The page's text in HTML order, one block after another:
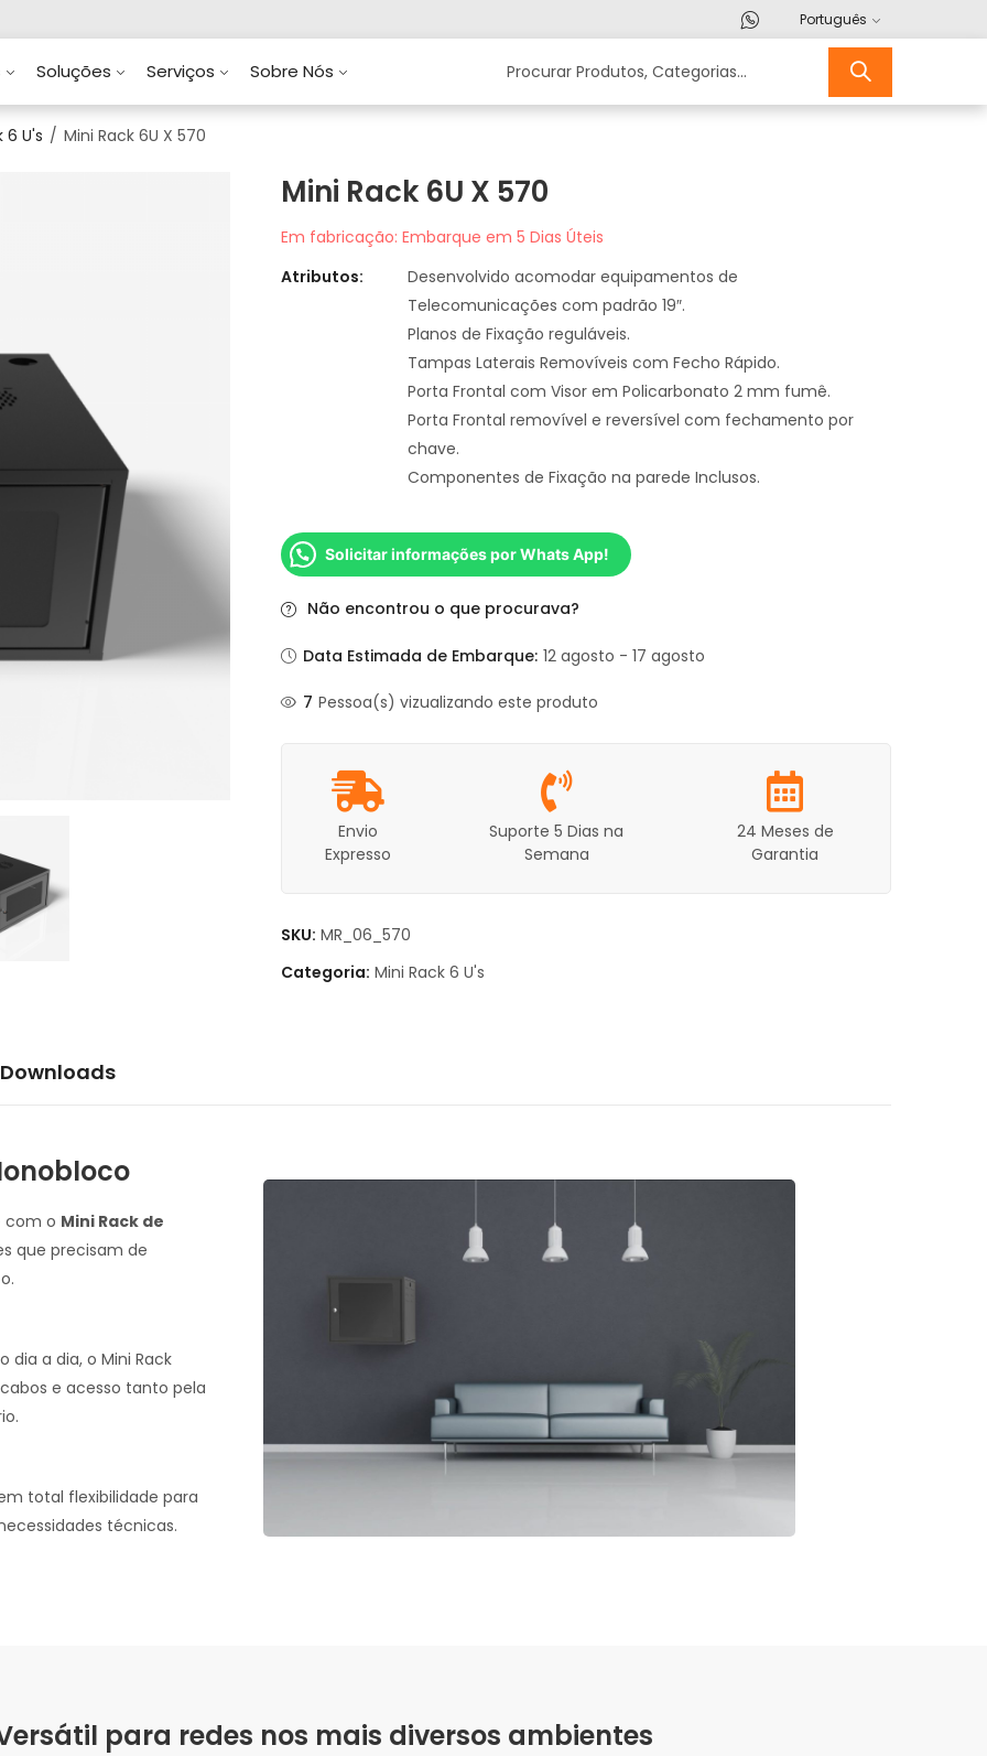
Português
Soluções Serviços Sobre Nós
6 U's Mini Rack 6U X 570
Mini Rack 6U X 570
Em fabricação: Embarque em 5 Dias Úteis
Atributos:
Desenvolvido acomodar equipamentos de
Telecomunicações com padrão 19″.
Planos de Fixação reguláveis.
Tampas Laterais Removíveis com Fecho Rápido.
Porta Frontal com Visor em Policarbonato 2 mm fumê.
Porta Frontal removível e reversível com fechamento por
chave.
Componentes de Fixação na parede Inclusos.
Solicitar informações por Whats App!
Não encontrou o que procurava?
Data Estimada de Embarque: 12 agosto - 17 agosto
7 Pessoa(s) vizualizando este produto
Envio
Expresso
Suporte 5 Dias na
Semana
24 Meses de
Garantia
SKU: MR_06_570
Categoria: Mini Rack 6 U's
Downloads
com o Mini Rack de
que precisam de
a dia, o Mini Rack
e acesso tanto pela
total flexibilidade para
técnicas.
para redes nos mais diversos ambientes